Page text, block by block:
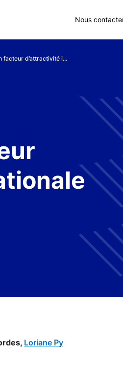
Nous
facteur d’attractivité i...
Loriane Py